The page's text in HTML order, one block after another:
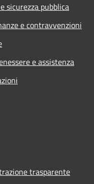
sicurezza pubblica
e contravvenzioni
e assistenza
trasparente